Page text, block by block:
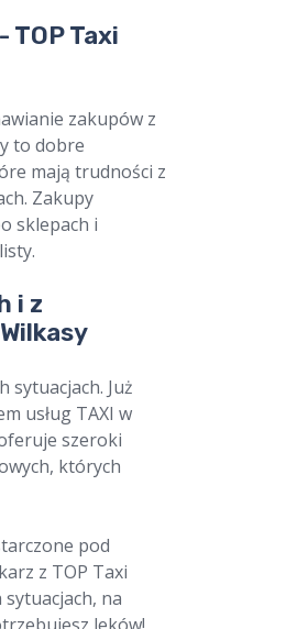
TOP Taxi
zakupów z
to dobre
mają trudności z
Zakupy
sklepach i
i z
sytuacjach. Już
usług TAXI w
szeroki
których
pod
z TOP Taxi
na